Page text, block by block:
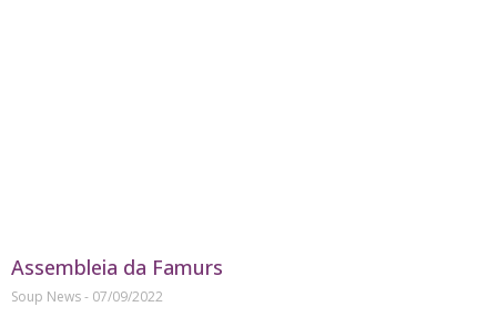
Assembleia da Famurs
Soup News
07/09/2022